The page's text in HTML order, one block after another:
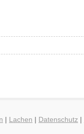
| Lachen | Datenschutz|